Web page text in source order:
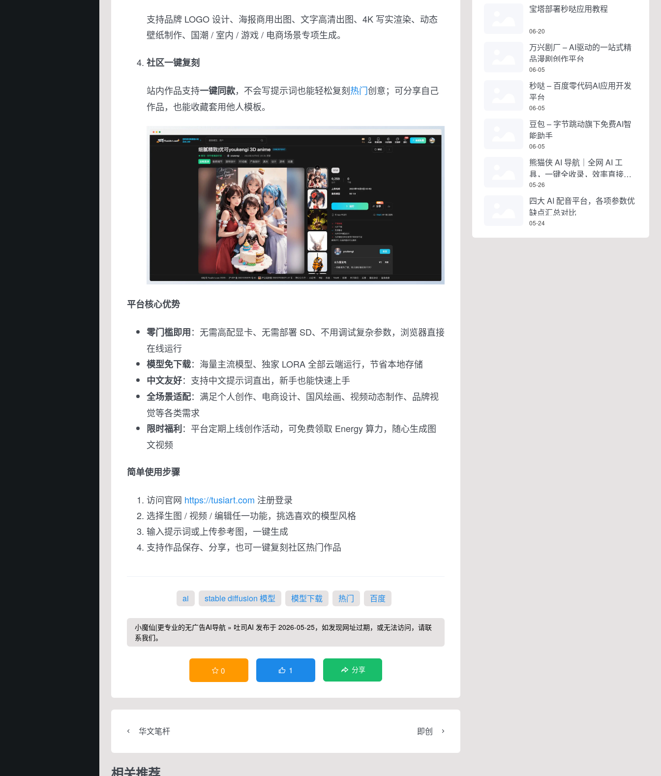
支持品牌 LOGO 设计、海报商用出图、文字高清出图、4K 写实渲染、动态
壁纸制作、国潮 / 室内 / 游戏 / 电商场景专项生成。
社区一键复刻
站内作品支持一键同款，不会写提示词也能轻松复刻热门创意；可分享自己
作品，也能收藏套用他人模板。
平台核心优势
零门槛即用：无需高配显卡、无需部署 SD、不用调试复杂参数，浏览器直接
在线运行
模型免下载：海量主流模型、独家 LORA 全部云端运行，节省本地存储
中文友好：支持中文提示词直出，新手也能快速上手
全场景适配：满足个人创作、电商设计、国风绘画、视频动态制作、品牌视
觉等各类需求
限时福利：平台定期上线创作活动，可免费领取 Energy 算力，随心生成图
文视频
简单使用步骤
访问官网 https://tusiart.com 注册登录
选择生图 / 视频 / 编辑任一功能，挑选喜欢的模型风格
输入提示词或上传参考图，一键生成
支持作品保存、分享，也可一键复刻社区热门作品
ai stable diffusion 模型 模型下载 热门 百度
小魔仙|更专业的无广告AI导航 » 吐司AI 发布于 2026-05-25，如发现网址过期，或无法访问，请联
系我们。
 0  1 分享
华文笔杆 即创
宝塔部署秒哒应用教程
06-20
万兴剧厂 – AI驱动的一站式精
品漫剧创作平台
06-05
秒哒 – 百度零代码AI应用开发
平台
06-05
豆包 – 字节跳动旗下免费AI智
能助手
06-05
熊猫侠 AI 导航｜全网 AI 工
具，一键全收录，效率直接拉
满
05-26
四大 AI 配音平台，各项参数优
缺点汇总对比
05-24